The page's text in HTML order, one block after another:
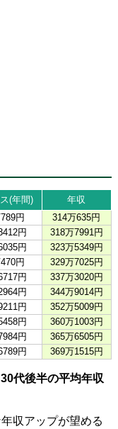
(年間)
年収
円
314万635円
円
318万7991円
円
323万5349円
円
329万7025円
円
337万3020円
円
344万9014円
円
352万5009円
円
360万1003円
円
365万6505円
円 369万1515円
代後半の平均年収
収アップが望める